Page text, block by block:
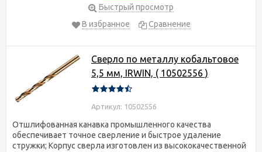
Быстрый просмотр
В избранное
Сравнение
Сверло по металлу кобальтовое
5,5 мм, IRWIN, ( 10502556 )
Артикул: 10502556
Отшлифованная канавка промышленного качества
обеспечивает точное сверление и быстрое удаление
стружки; Корпус сверла изготовлен из высококачественной